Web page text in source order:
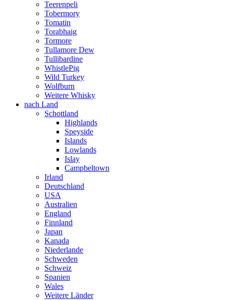
Teerenpeli
Tobermory
Tomatin
Torabhaig
Tormore
Tullamore Dew
Tullibardine
WhistlePig
Wild Turkey
Wolfburn
Weitere Whisky
nach Land
Schottland
Highlands
Speyside
Islands
Lowlands
Islay
Campbeltown
Irland
Deutschland
USA
Australien
England
Finnland
Japan
Kanada
Niederlande
Schweden
Schweiz
Spanien
Wales
Weitere Länder